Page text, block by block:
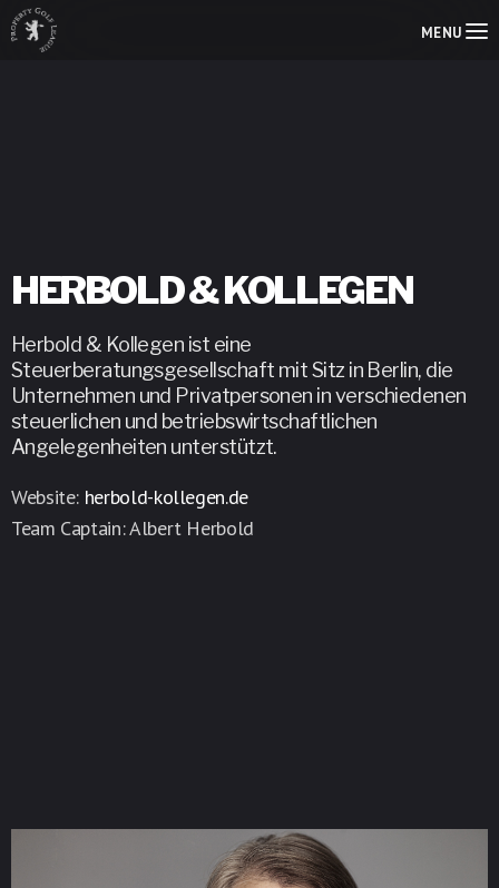
MENU
HERBOLD & KOLLEGEN
Herbold & Kollegen ist eine
Steuerberatungsgesellschaft mit Sitz in Berlin, die
Unternehmen und Privatpersonen in verschiedenen
steuerlichen und betriebswirtschaftlichen
Angelegenheiten unterstützt.
Website: herbold-kollegen.de
Team Captain: Albert Herbold